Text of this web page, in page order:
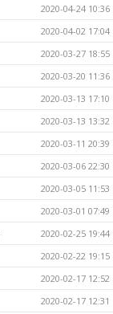
2020-04-24 10:36
2020-04-02 17:04
2020-03-27 18:55
2020-03-20 11:36
2020-03-13 17:10
2020-03-13 13:32
2020-03-11 20:39
2020-03-06 22:30
2020-03-05 11:53
2020-03-01 07:49
2020-02-25 19:44
2020-02-22 19:15
2020-02-17 12:52
2020-02-17 12:31